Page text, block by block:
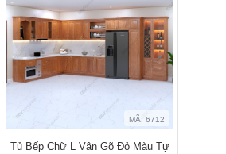
MÃ: 6712
Tủ Bếp Chữ L Vân Gõ Đỏ Màu Tự